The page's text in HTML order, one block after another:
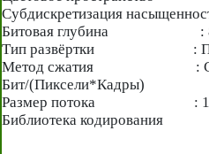
Субдискретизация
Битовая глубина : 8
Тип развёртки :
Метод сжатия : С
Бит/(Пиксели*Кадры)
Размер потока : 1,18
Библиотека